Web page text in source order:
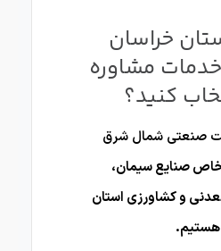
خراسان
خدمات مشاوره
صنعتی شمال شرق
خاص صنایع سیمان،
و کشاورزی استان
هستیم.